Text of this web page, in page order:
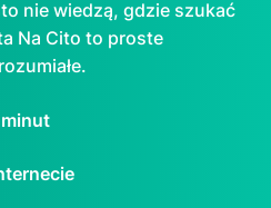
nie wiedzą, gdzie szukać
Na Cito to proste